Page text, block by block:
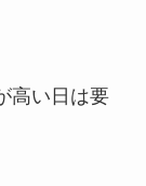
高い日は要